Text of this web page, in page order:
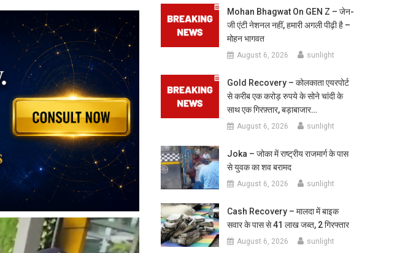
Mohan Bhagwat On GEN Z – जेन-
जी एंटी नेशनल नहीं, हमारी अगली पीढ़ी है –
मोहन भागवत
August 6, 2026 sunlight
Gold Recovery – कोलकाता एयरपोर्ट
से करीब एक करोड़ रुपये के सोने चांदी के
साथ एक गिरफ़्तार, बड़ाबाजार…
August 6, 2026 sunlight
Joka – जोका में राष्ट्रीय राजमार्ग के पास
से युवक का शव बरामद
August 6, 2026 sunlight
Cash Recovery – मालदा में बाइक
सवार के पास से 41 लाख जब्त, 2 गिरफ्तार
August 6, 2026 sunlight